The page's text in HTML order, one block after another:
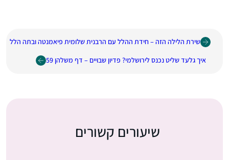
שירת הלילה הזה – חידת ההלל עם הרבנית שלומית פיאמנטה ובתה הלל
איך גלעד שליט נכנס לירושלמי? פדיון שבויים – דף משלהן 59
שיעורים קשורים